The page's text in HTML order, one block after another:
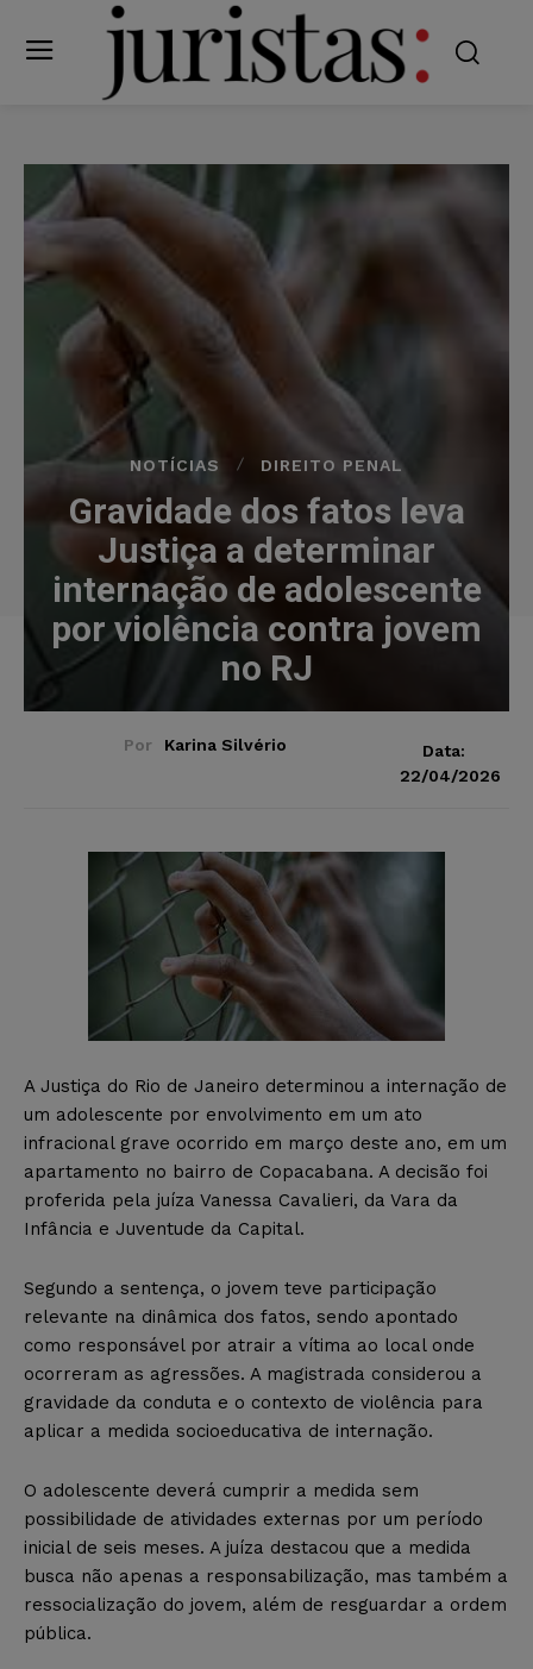
NOTÍCIAS DIREITO PENAL
Gravidade dos fatos leva
Justiça a determinar
internação de adolescente
por violência contra jovem
no RJ
Por Karina Silvério
Data:
22/04/2026
A Justiça do Rio de Janeiro determinou a internação de
um adolescente por envolvimento em um ato
infracional grave ocorrido em março deste ano, em um
apartamento no bairro de Copacabana. A decisão foi
proferida pela juíza Vanessa Cavalieri, da Vara da
Infância e Juventude da Capital.
Segundo a sentença, o jovem teve participação
relevante na dinâmica dos fatos, sendo apontado
como responsável por atrair a vítima ao local onde
ocorreram as agressões. A magistrada considerou a
gravidade da conduta e o contexto de violência para
aplicar a medida socioeducativa de internação.
O adolescente deverá cumprir a medida sem
possibilidade de atividades externas por um período
inicial de seis meses. A juíza destacou que a medida
busca não apenas a responsabilização, mas também a
ressocialização do jovem, além de resguardar a ordem
pública.